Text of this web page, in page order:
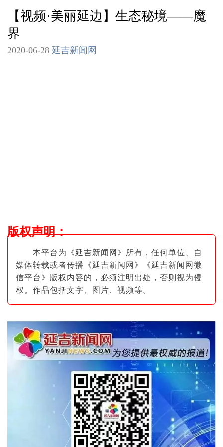
【视频·美丽延边】生态秘境——魔
界
2020-06-28 延吉新闻网
版权声明：
本平台为《延吉新闻网》所有，任何单位、自
媒体转载或者传播《延吉新闻网》《延吉新闻网微
信平台》版权内容的，必须注明出处，否则视为侵
权。作品包括文字、图片 、视频等。